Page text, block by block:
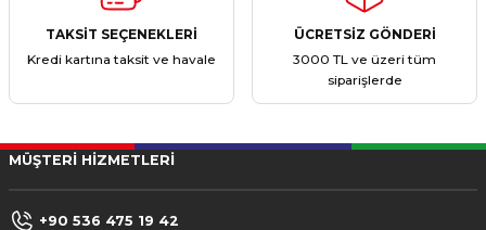
TAKSİT SEÇENEKLERİ
Kredi kartına taksit ve havale
ÜCRETSİZ GÖNDERİ
3000 TL ve üzeri tüm
siparişlerde
MÜŞTERİ HİZMETLERİ
+90 536 475 19 42